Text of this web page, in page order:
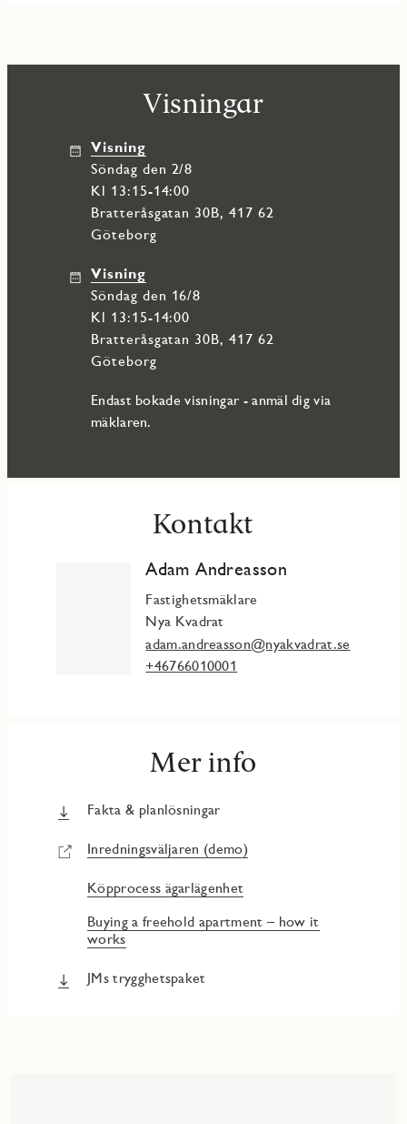
Visningar
Visning
söndag den 2/8
Kl 13:15-14:00
Bratteråsgatan 30B, 417 62
Göteborg
Visning
söndag den 16/8
Kl 13:15-14:00
Bratteråsgatan 30B, 417 62
Göteborg
Endast bokade visningar - anmäl dig via
mäklaren.
Kontakt
Adam Andreasson
Fastighetsmäklare
Nya Kvadrat
adam.andreasson@nyakvadrat.se
+46766010001
Mer info
Fakta & planlösningar
Inredningsväljaren (demo)
Köpprocess ägarlägenhet
Buying a freehold apartment – how it
works
JMs trygghetspaket